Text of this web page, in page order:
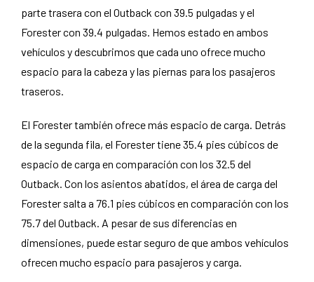
parte trasera con el Outback con 39.5 pulgadas y el
Forester con 39.4 pulgadas. Hemos estado en ambos
vehículos y descubrimos que cada uno ofrece mucho
espacio para la cabeza y las piernas para los pasajeros
traseros.
El Forester también ofrece más espacio de carga. Detrás
de la segunda fila, el Forester tiene 35.4 pies cúbicos de
espacio de carga en comparación con los 32.5 del
Outback. Con los asientos abatidos, el área de carga del
Forester salta a 76.1 pies cúbicos en comparación con los
75.7 del Outback. A pesar de sus diferencias en
dimensiones, puede estar seguro de que ambos vehículos
ofrecen mucho espacio para pasajeros y carga.